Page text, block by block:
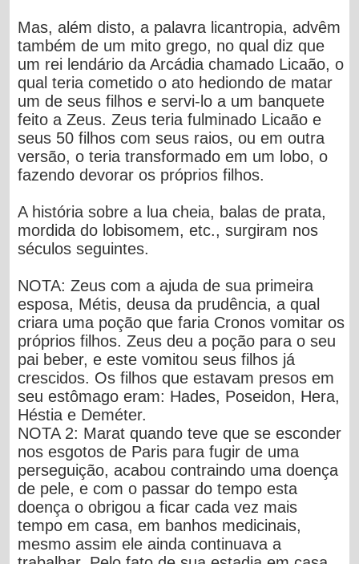
Mas, além disto, a palavra licantropia, advêm
também de um mito grego, no qual diz que
um rei lendário da Arcádia chamado Licaão, o
qual teria cometido o ato hediondo de matar
um de seus filhos e servi-lo a um banquete
feito a Zeus. Zeus teria fulminado Licaão e
seus 50 filhos com seus raios, ou em outra
versão, o teria transformado em um lobo, o
fazendo devorar os próprios filhos.
A história sobre a lua cheia, balas de prata,
mordida do lobisomem, etc., surgiram nos
séculos seguintes.
NOTA: Zeus com a ajuda de sua primeira
esposa, Métis, deusa da prudência, a qual
criara uma poção que faria Cronos vomitar os
próprios filhos. Zeus deu a poção para o seu
pai beber, e este vomitou seus filhos já
crescidos. Os filhos que estavam presos em
seu estômago eram: Hades, Poseidon, Hera,
Héstiae Deméter.
NOTA 2: Marat quando teve que se esconder
nos esgotos de Paris para fugir de uma
perseguição, acabou contraindo uma doença
de pele, e com o passar do tempo esta
doença o obrigou a ficar cada vez mais
tempo em casa, em banhos medicinais,
mesmo assim ele ainda continuava a